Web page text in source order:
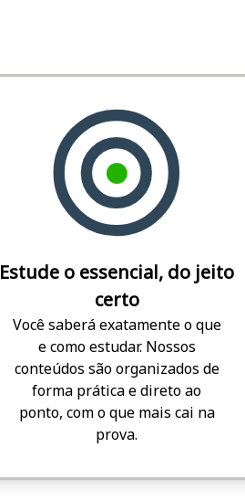
Estude o essencial, do jeito
certo
Você saberá exatamente o que
e como estudar. Nossos
conteúdos são organizados de
forma prática e direto ao
ponto, com o que mais cai na
prova.